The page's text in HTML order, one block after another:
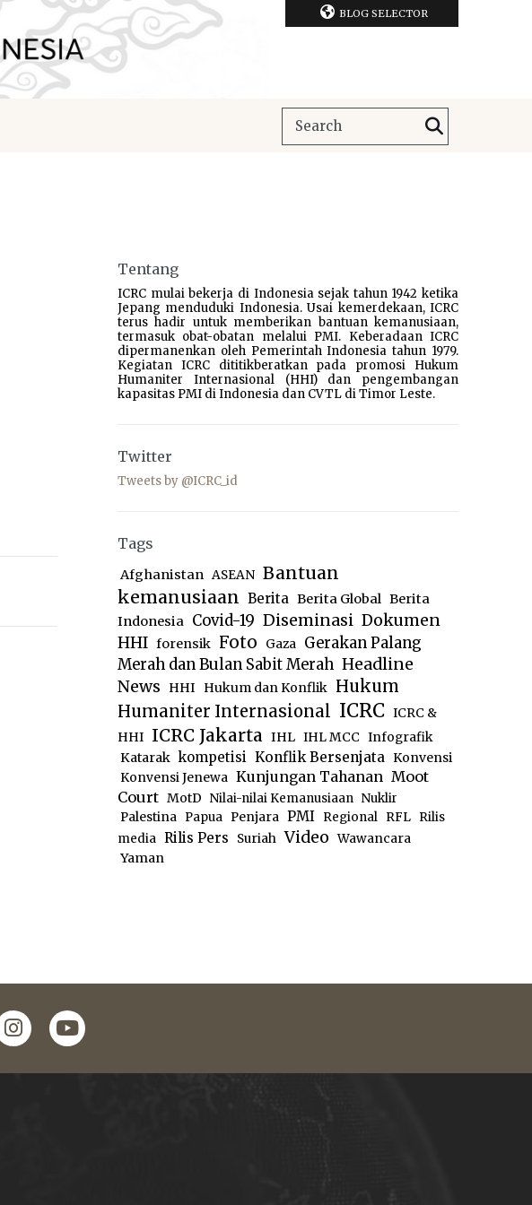
BLOG SELECTOR
Tentang
ICRC mulai bekerja di Indonesia sejak tahun 1942 ketika
Jepang menduduki Indonesia. Usai kemerdekaan, ICRC
terus hadir untuk memberikan bantuan kemanusiaan,
termasuk obat-obatan melalui PMI. Keberadaan ICRC
dipermanenkan oleh Pemerintah Indonesia tahun 1979.
Kegiatan ICRC dititikberatkan pada promosi Hukum
Humaniter Internasional (HHI) dan pengembangan
kapasitas PMI di Indonesia dan CVTL di Timor Leste.
Twitter
Tweets by @ICRC_id
Tags
Afghanistan ASEAN Bantuan
kemanusiaan Berita Berita Global Berita
Indonesia Covid-19 Diseminasi Dokumen
HHI forensik Foto Gaza Gerakan Palang
Merah dan Bulan Sabit Merah Headline
News
HHI Hukum dan Konflik Hukum
Humaniter Internasional ICRC ICRC &
HHI ICRC Jakarta IHL IHL MCC Infografik
Katarak kompetisi Konflik Bersenjata Konvensi
Konvensi Jenewa Kunjungan Tahanan Moot
Court MotD Nilai-nilai Kemanusiaan Nuklir
Palestina
Papua Penjara PMI Regional RFL
Rilis
media Rilis Pers Suriah Video Wawancara
Yaman
instagram
youtube